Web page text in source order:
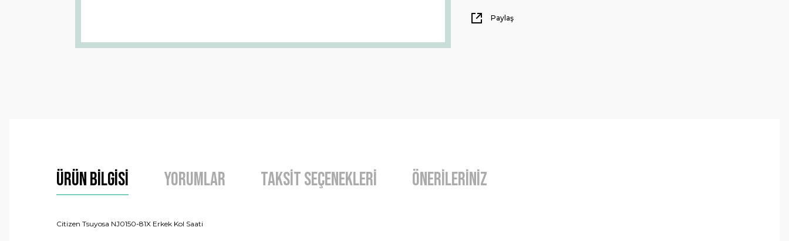
Paylaş
Ürün Bilgisi Yorumlar Taksit Seçenekleri Önerileriniz
Citizen Tsuyosa NJ0150-81X Erkek Kol Saati